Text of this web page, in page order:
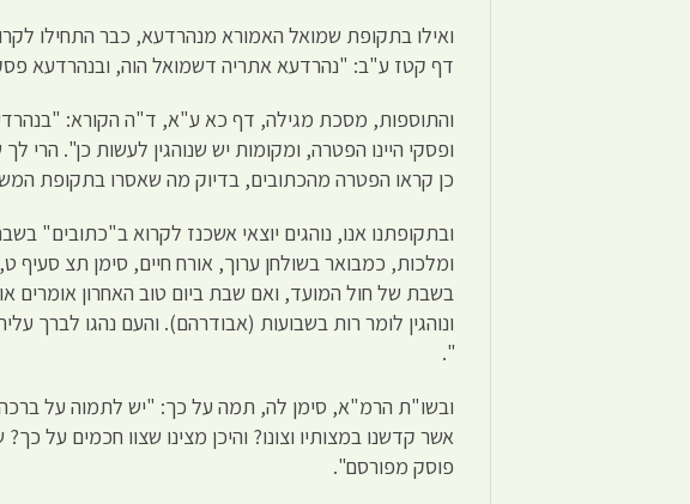
ואילו בתקופת שמואל האמורא מנהרדעא, כבר התחילו
דף קטז ע"ב: "נהרדעא אתריה דשמואל הוה, ובנהרדעא
והתוספות, מסכת מגילה, דף כא ע"א, ד"ה הקורא:
ופסקי היינו הפטרה, ומקומות יש שנוהגין לעשות כן".
כן קראו הפטרה מהכתובים, בדיוק מה שאסרו בתקופת
ובתקופתנו אנו, נוהגים יוצאי אשכנז לקרוא ב"כתובים"
ומלכות, כמבואר בשולחן ערוך, אורח חיים, סימן תצ סעיף
בשבת של חול המועד, ואם שבת ביום טוב האחרון אומרים
ונוהגין לומר רות בשבועות (אבודרהם). והעם נהגו לברך
".
ובשו"ת הרמ"א, סימן לה, תמה על כך: "יש לתמוה על ברכה
אשר קדשנו במצותיו וצונו? והיכן מצינו שצוו חכמים על
פוסק מפורסם".